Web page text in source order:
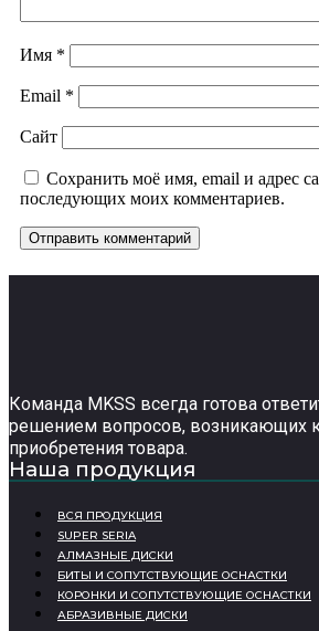
Имя *
Email *
Сайт
Сохранить моё имя, email и адрес
последующих моих комментариев.
Команда MKSS всегда готова
решением вопросов, возникающих
приобретения товара.
Наша продукция
ВСЯ ПРОДУКЦИЯ
SUPER SERIA
АЛМАЗНЫЕ ДИСКИ
БИТЫ И СОПУТСТВУЮЩИЕ ОСНАСТКИ
КОРОНКИ И СОПУТСТВУЮЩИЕ ОСНАСТКИ
АБРАЗИВНЫЕ ДИСКИ